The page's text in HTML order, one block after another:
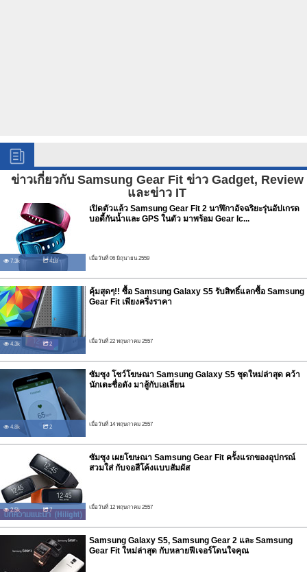
ข่าวเกี่ยวกับ Samsung Gear Fit ข่าว Gadget, Review
และข่าว IT
7.3k 418
เปิดตัวแล้ว Samsung Gear Fit 2 นาฬิกาอัจฉริยะรุ่นอัปเกรด
บอดี้กันน้ำและ GPS ในตัว มาพร้อม Gear Ic...
เมื่อวันที่ 06 มิถุนายน 2559
4.3k 2
คุ้มสุดๆ!! ซื้อ Samsung Galaxy S5 รับสิทธิ์แลกซื้อ Samsung
Gear Fit เพียงครึ่งราคา
เมื่อวันที่ 22 พฤษภาคม 2557
4.8k 2
ซัมซุง โชว์โฆษณา Samsung Galaxy S5 ชุดใหม่ล่าสุด คว้า
นักเตะชื่อดัง มาสู้กับเอเลี่ยน
เมื่อวันที่ 14 พฤษภาคม 2557
2.5k 7
ซัมซุง เผยโฆษณา Samsung Gear Fit ครั้งแรกของอุปกรณ์
สวมใส่ กับจอสีโค้งแบบสัมผัส
เมื่อวันที่ 12 พฤษภาคม 2557
Samsung Galaxy S5, Samsung Gear 2 และ Samsung
Gear Fit ใหม่ล่าสุด กับหลายฟีเจอร์โดนใจคุณ